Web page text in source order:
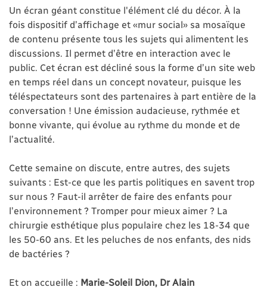
Un écran géant constitue l'élément clé du décor. À la
fois dispositif d’affichage et «mur social» sa mosaïque
de contenu présente tous les sujets qui alimentent les
discussions. Il permet d’être en interaction avec le
public. Cet écran est décliné sous la forme d’un site web
en temps réel dans un concept novateur, puisque les
téléspectateurs sont des partenaires à part entière de la
conversation ! Une émission audacieuse, rythmée et
bonne vivante, qui évolue au rythme du monde et de
l’actualité.
Cette semaine on discute, entre autres, des sujets
suivants : Est-ce que les partis politiques en savent trop
sur nous ? Faut-il arrêter de faire des enfants pour
l’environnement ? Tromper pour mieux aimer ? La
chirurgie esthétique plus populaire chez les 18-34 que
les 50-60 ans. Et les peluches de nos enfants, des nids
de bactéries ?
Et on accueille : Marie-Soleil Dion, Dr Alain